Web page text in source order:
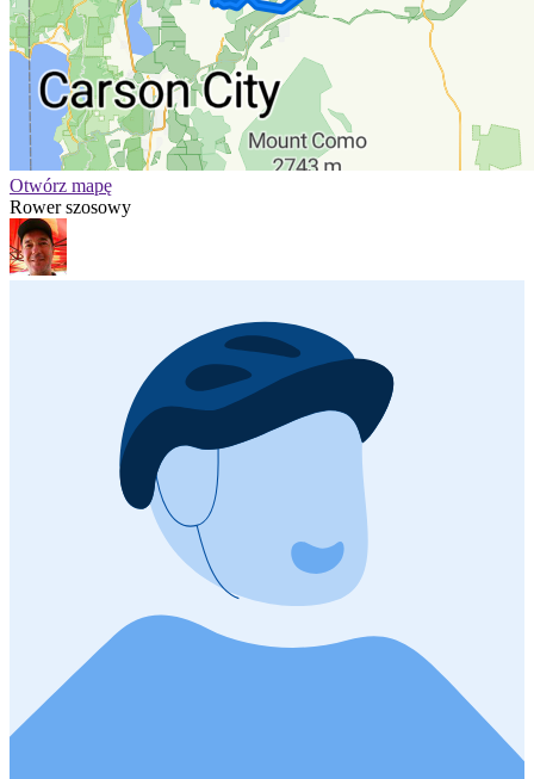
Otwórz mapę
Rower szosowy